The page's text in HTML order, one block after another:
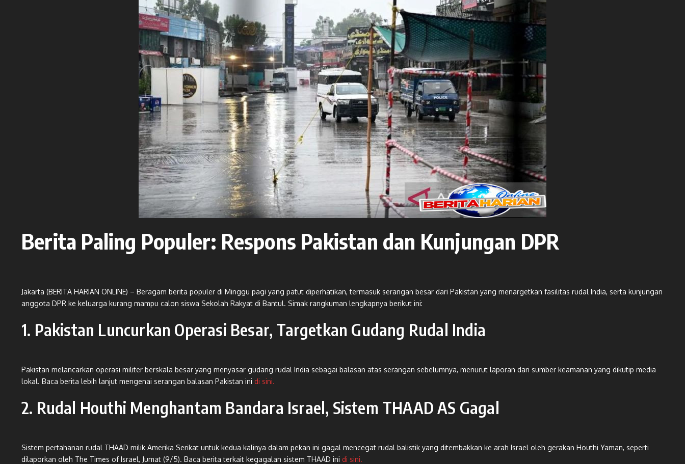
Berita Paling Populer: Respons Pakistan dan Kunjungan DPR
Jakarta (BERITA HARIAN ONLINE) – Beragam berita populer di Minggu pagi yang patut diperhatikan, termasuk serangan besar dari Pakistan yang menargetkan fasilitas rudal India, serta kunjungan
anggota DPR ke keluarga kurang mampu calon siswa Sekolah Rakyat di Bantul. Simak rangkuman lengkapnya berikut ini:
1. Pakistan Luncurkan Operasi Besar, Targetkan Gudang Rudal India
Pakistan melancarkan operasi militer berskala besar yang menyasar gudang rudal India sebagai balasan atas serangan sebelumnya, menurut laporan dari sumber keamanan yang dikutip media
lokal. Baca berita lebih lanjut mengenai serangan balasan Pakistan ini di sini.
2. Rudal Houthi Menghantam Bandara Israel, Sistem THAAD AS Gagal
Sistem pertahanan rudal THAAD milik Amerika Serikat untuk kedua kalinya dalam pekan ini gagal mencegat rudal balistik yang ditembakkan ke arah Israel oleh gerakan Houthi Yaman, seperti
dilaporkan oleh The Times of Israel, Jumat (9/5). Baca berita terkait kegagalan sistem THAAD ini di sini.